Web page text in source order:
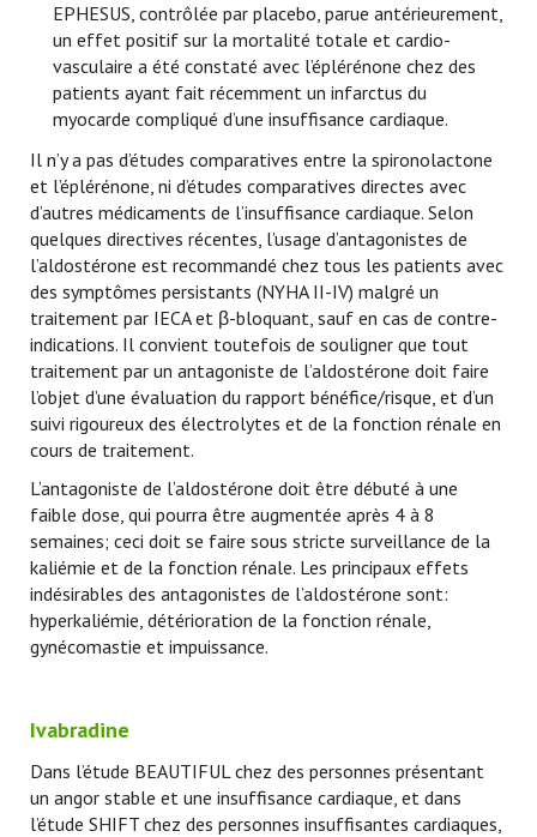
EPHESUS, contrôlée par placebo, parue antérieurement,
un effet positif sur la mortalité totale et cardio-
vasculaire a été constaté avec l’éplérénone chez des
patients ayant fait récemment un infarctus du
myocarde compliqué d’une insuffisance cardiaque.
Il n’y a pas d’études comparatives entre la spironolactone
et l’éplérénone, ni d’études comparatives directes avec
d’autres médicaments de l’insuffisance cardiaque. Selon
quelques directives récentes, l’usage d’antagonistes de
l’aldostérone est recommandé chez tous les patients avec
des symptômes persistants (NYHA II-IV) malgré un
traitement par IECA et β-bloquant, sauf en cas de contre-
indications. Il convient toutefois de souligner que tout
traitement par un antagoniste de l’aldostérone doit faire
l’objet d’une évaluation du rapport bénéfice/risque, et d’un
suivi rigoureux des électrolytes et de la fonction rénale en
cours de traitement.
L’antagoniste de l’aldostérone doit être débuté à une
faible dose, qui pourra être augmentée après 4 à 8
semaines; ceci doit se faire sous stricte surveillance de la
kaliémie et de la fonction rénale. Les principaux effets
indésirables des antagonistes de l’aldostérone sont:
hyperkaliémie, détérioration de la fonction rénale,
gynécomastie et impuissance.
Ivabradine
Dans l’étude BEAUTIFUL chez des personnes présentant
un angor stable et une insuffisance cardiaque, et dans
l’étude SHIFT chez des personnes insuffisantes cardiaques,